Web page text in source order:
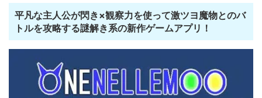
平凡な主人公が閃き×観察力を使って激ツヨ魔物とのバ
トルを攻略する謎解き系の新作ゲームアプリ！